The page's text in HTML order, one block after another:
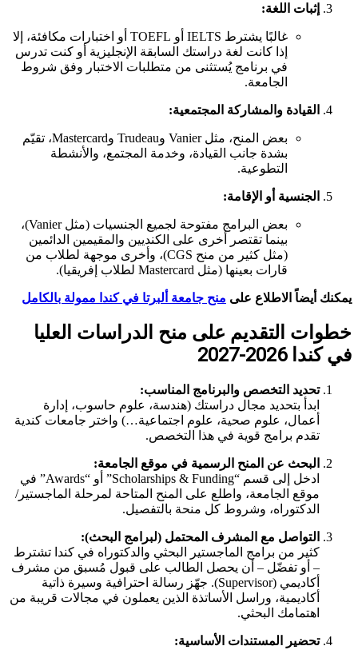
إثبات اللغة:
غالبًا يشترط IELTS أو TOEFL أو اختبارات مكافئة، إلا
إذا كانت لغة دراستك السابقة الإنجليزية أو كنت تدرس
في برنامج يُستثنى من متطلبات الاختبار وفق شروط
الجامعة.
القيادة والمشاركة المجتمعية:
بعض المنح، مثل Vanier وTrudeau وMastercard، تقيّم
بشدة جانب القيادة، وخدمة المجتمع، والأنشطة
التطوعية.
الجنسية أو الإقامة:
بعض البرامج مفتوحة لجميع الجنسيات (مثل Vanier)،
بينما تقتصر أخرى على الكنديين والمقيمين الدائمين
(مثل كثير من منح CGS)، وأخرى موجهة لطلاب من
قارات بعينها (مثل Mastercard لطلاب إفريقيا).
يمكنك أيضاً الاطلاع على منح جامعة ألبرتا في كندا ممولة بالكامل
خطوات التقديم على منح الدراسات العليا
في كندا 2026-2027
تحديد التخصص والبرنامج المناسب:
ابدأ بتحديد مجال دراستك (هندسة، علوم حاسوب، إدارة
أعمال، علوم صحية، علوم اجتماعية…) واختر جامعات كندية
تقدم برامج قوية في هذا التخصص.
البحث عن المنح الرسمية في موقع الجامعة:
ادخل إلى قسم “Scholarships & Funding” أو “Awards” في
موقع الجامعة، واطلع على المنح المتاحة لمرحلة الماجستير/
الدكتوراه، وشروط كل منحة بالتفصيل.
التواصل مع المشرف المحتمل (لبرامج البحث):
كثير من برامج الماجستير البحثي والدكتوراه في كندا تشترط
– أو تفضّل – أن يحصل الطالب على قبول مُسبق من مشرف
أكاديمي (Supervisor). جهّز رسالة احترافية وسيرة ذاتية
أكاديمية، وراسل الأساتذة الذين يعملون في مجالات قريبة من
اهتمامك البحثي.
تحضير المستندات الأساسية: